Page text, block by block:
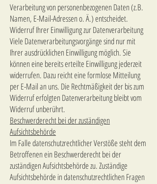
Verarbeitung von personenbezogenen Daten (z.B.
Namen, E-Mail-Adressen o. Ä.) entscheidet.
Widerruf Ihrer Einwilligung zur Datenverarbeitung
Viele Datenverarbeitungsvorgänge sind nur mit
Ihrer ausdrücklichen Einwilligung möglich. Sie
können eine bereits erteilte Einwilligung jederzeit
widerrufen. Dazu reicht eine formlose Mitteilung
per E-Mail an uns. Die Rechtmäßigkeit der bis zum
Widerruf erfolgten Datenverarbeitung bleibt vom
Widerruf unberührt.
Beschwerderecht bei der zuständigen
Aufsichtsbehörde
Im Falle datenschutzrechtlicher Verstöße steht dem
Betroffenen ein Beschwerderecht bei der
zuständigen Aufsichtsbehörde zu. Zuständige
Aufsichtsbehörde in datenschutzrechtlichen Fragen